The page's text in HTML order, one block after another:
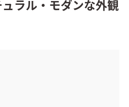
ラル・モダンな外観